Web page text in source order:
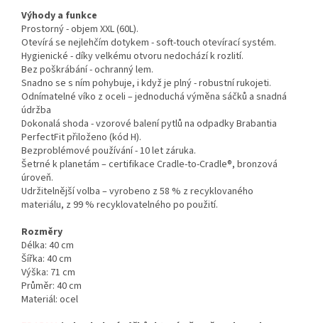
Výhody a funkce
Prostorný - objem XXL (60L).
Otevírá se nejlehčím dotykem - soft-touch otevírací systém.
Hygienické - díky velkému otvoru nedochází k rozlití.
Bez poškrábání - ochranný lem.
Snadno se s ním pohybuje, i když je plný - robustní rukojeti.
Odnímatelné víko z oceli – jednoduchá výměna sáčků a snadná
údržba
Dokonalá shoda - vzorové balení pytlů na odpadky Brabantia
PerfectFit přiloženo (kód H).
Bezproblémové používání - 10 let záruka.
Šetrné k planetám – certifikace Cradle-to-Cradle®, bronzová
úroveň.
Udržitelnější volba – vyrobeno z 58 % z recyklovaného
materiálu, z 99 % recyklovatelného po použití.
Rozměry
Délka: 40 cm
Šířka: 40 cm
Výška: 71 cm
Průměr: 40 cm
Materiál: ocel